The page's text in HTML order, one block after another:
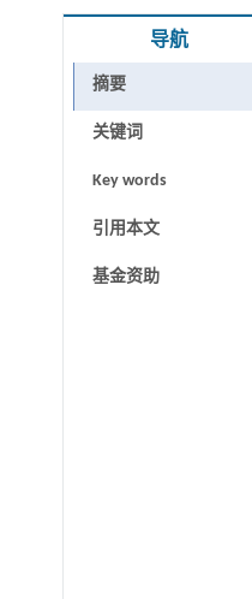
导航
摘要
关键词
Key words
引用本文
基金资助